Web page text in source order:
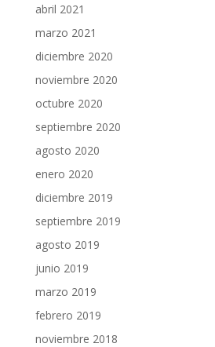
abril 2021
marzo 2021
diciembre 2020
noviembre 2020
octubre 2020
septiembre 2020
agosto 2020
enero 2020
diciembre 2019
septiembre 2019
agosto 2019
junio 2019
marzo 2019
febrero 2019
noviembre 2018